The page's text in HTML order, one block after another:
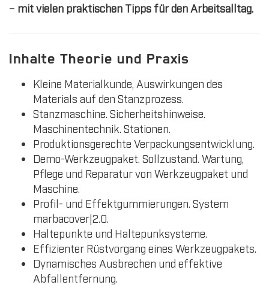
– mit vielen praktischen Tipps für den Arbeitsalltag.
Inhalte Theorie und Praxis
Kleine Materialkunde, Auswirkungen des
Materials auf den Stanzprozess.
Stanzmaschine. Sicherheitshinweise.
Maschinentechnik. Stationen.
Produktionsgerechte Verpackungsentwicklung.
Demo-Werkzeugpaket. Sollzustand. Wartung,
Pflege und Reparatur von Werkzeugpaket und
Maschine.
Profil- und Effektgummierungen. System
marbacover|2.0.
Haltepunkte und Haltepunksysteme.
Effizienter Rüstvorgang eines Werkzeugpakets.
Dynamisches Ausbrechen und effektive
Abfallentfernung.